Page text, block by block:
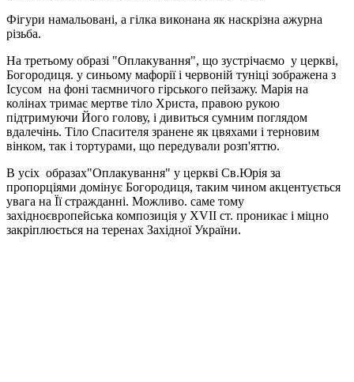
Фігури намальовані, а гілка виконана як наскрізна ажурна
різьба.
На третьому образі "Оплакування", що зустрічаємо у церкві,
Богородиця. у синьому мафорії і червоній туніці зображена з
Ісусом на фоні таємничого гірського пейзажу. Марія на
колінах тримає мертве тіло Христа, правою рукою
підтримуючи Його голову, і дивиться сумним поглядом
вдалечінь. Тіло Спасителя зранене як цвяхами і терновим
вінком, так і тортурами, що передували розп'яттю.
В усіх образах"Оплакування" у церкві Св.Юрія за
пропорціями домінує Богородиця, таким чином акцентується
увага на Її стражданні. Можливо. саме тому
західноєвропейська композиція у XVII ст. проникає і міцно
закріплюється на теренах Західної України.